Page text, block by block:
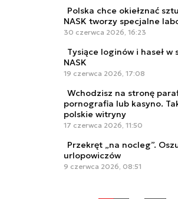
Polska chce okiełznać
NASK tworzy specjalne
30 czerwca 2026, 16:23
Tysiące loginów i haseł w
NASK
19 czerwca 2026, 17:08
Wchodzisz na stronę
pornografia lub kasyno.
polskie witryny
17 czerwca 2026, 11:50
Przekręt „na nocleg”.
urlopowiczów
9 czerwca 2026, 08:51